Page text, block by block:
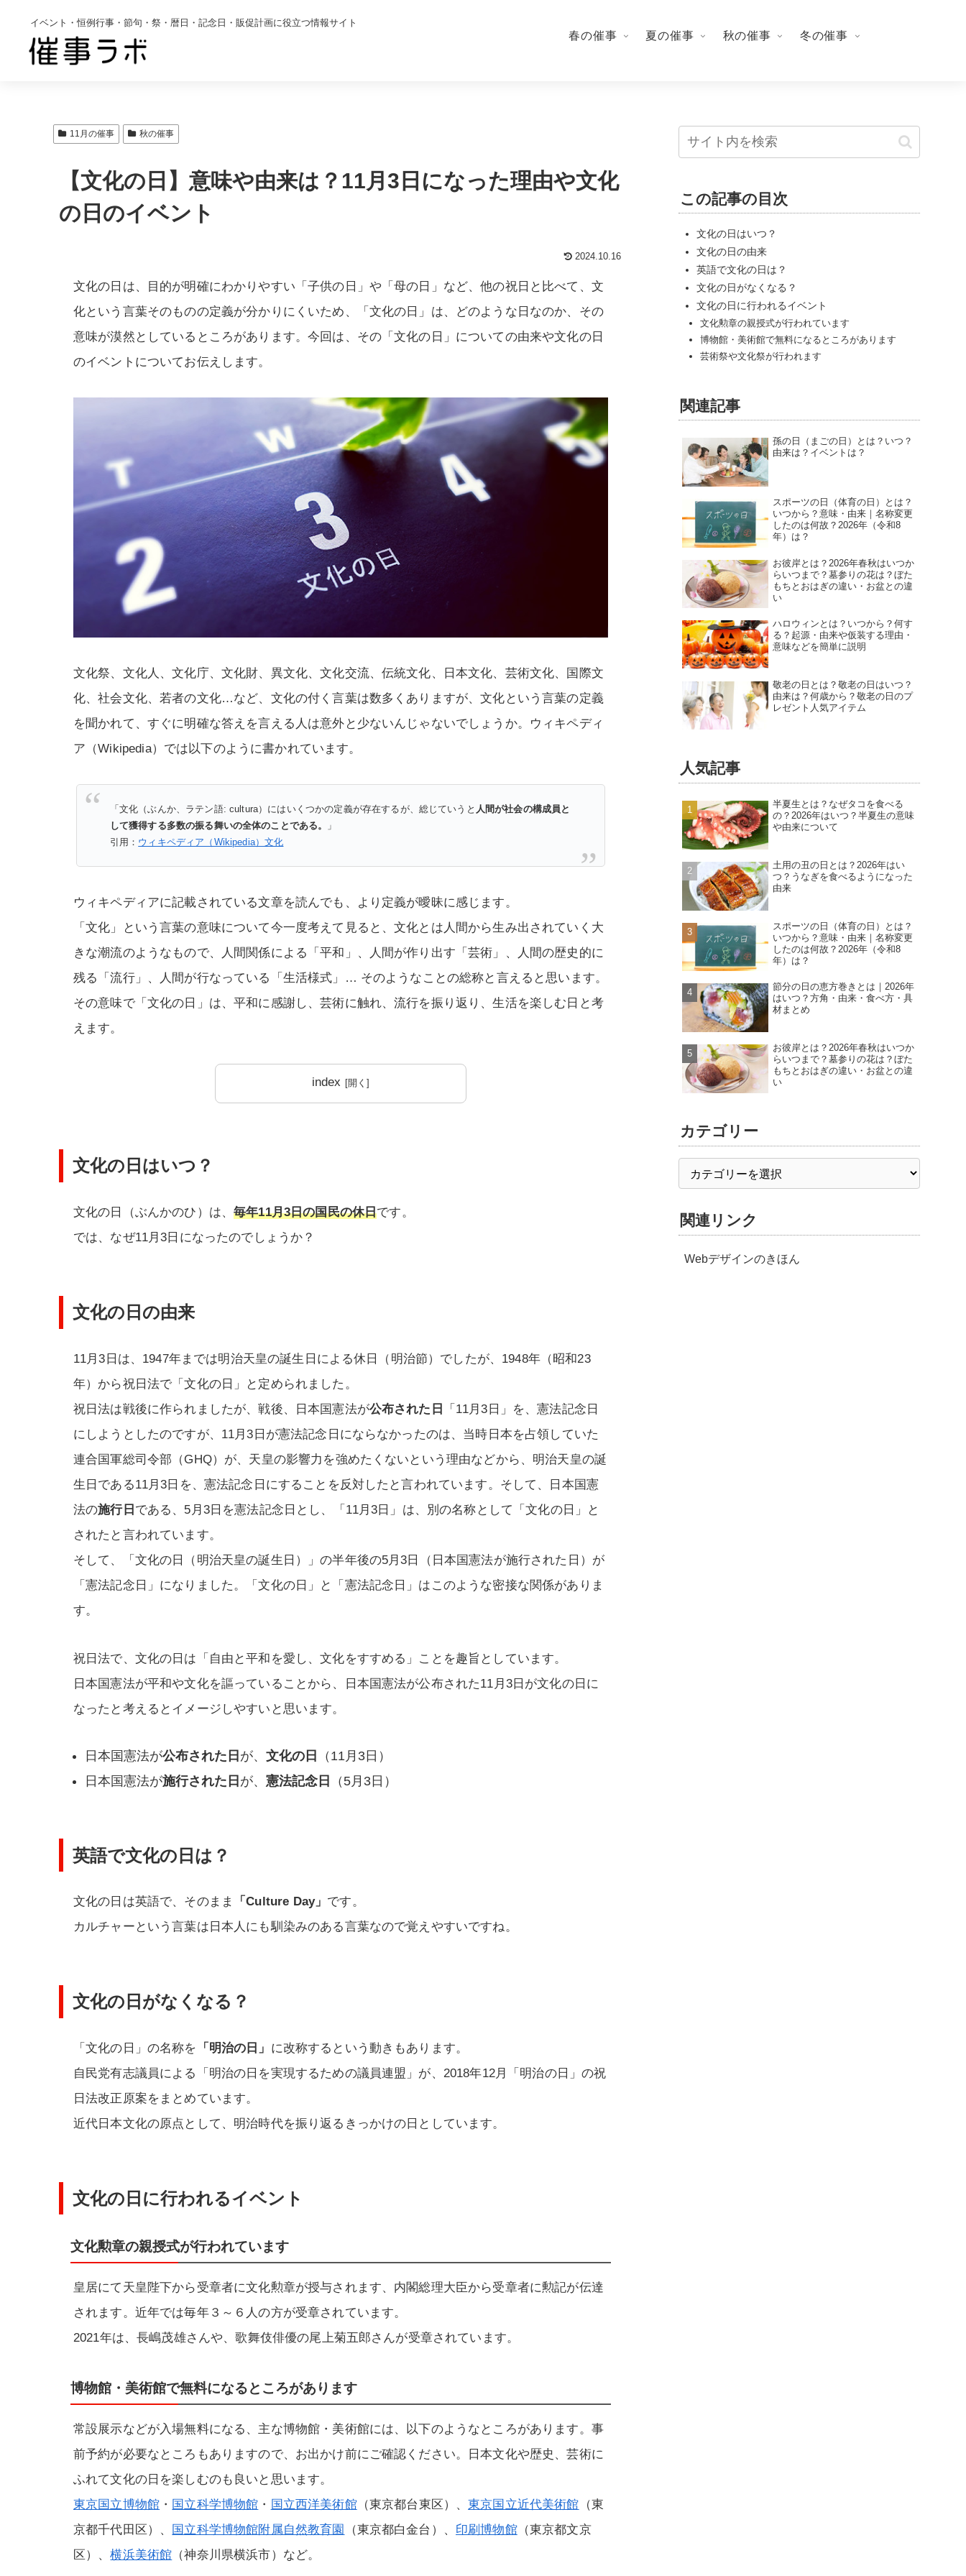
イベント・恒例行事・節句・祭・暦日・記念日・販促計画に役立つ情報サイト
春の催事 夏の催事 秋の催事 冬の催事
11月の催事 秋の催事
【文化の日】意味や由来は？11月3日になった理由や文化
の日のイベント
2024.10.16
文化の日は、目的が明確にわかりやすい「子供の日」や「母の日」など、他の祝日と比べて、文
化という言葉そのものの定義が分かりにくいため、「文化の日」は、どのような日なのか、その
意味が漠然としているところがあります。今回は、その「文化の日」についての由来や文化の日
のイベントについてお伝えします。
文化祭、文化人、文化庁、文化財、異文化、文化交流、伝統文化、日本文化、芸術文化、国際文
化、社会文化、若者の文化…など、文化の付く言葉は数多くありますが、文化という言葉の定義
を聞かれて、すぐに明確な答えを言える人は意外と少ないんじゃないでしょうか。ウィキペディ
ア（Wikipedia）では以下のように書かれています。
「文化（ぶんか、ラテン語: cultura）にはいくつかの定義が存在するが、総じていうと 人間が社会の構成員と
して獲得する多数の振る舞いの全体のことである。
」
引用： ウィキペディア（Wikipedia）文化
ウィキペディアに記載されている文章を読んでも、より定義が曖昧に感じます。
「文化」という言葉の意味について今一度考えて見ると、文化とは人間から生み出されていく大
きな潮流のようなもので、人間関係による「平和」、人間が作り出す「芸術」、人間の歴史的に
残る「流行」、人間が行なっている「生活様式」… そのようなことの総称と言えると思います。
その意味で「文化の日」は、平和に感謝し、芸術に触れ、流行を振り返り、生活を楽しむ日と考
えます。
index
文化の日はいつ？
文化の日（ぶんかのひ）は、毎年11月3日の国民の休日です。
では、なぜ11月3日になったのでしょうか？
文化の日の由来
11月3日は、1947年までは明治天皇の誕生日による休日（明治節）でしたが、1948年（昭和23
年）から祝日法で「文化の日」と定められました。
祝日法は戦後に作られましたが、戦後、日本国憲法が公布された日
「11月3日」を、憲法記念日
にしようとしたのですが、11月3日が憲法記念日にならなかったのは、当時日本を占領していた
連合国軍総司令部（GHQ）が、天皇の影響力を強めたくないという理由などから、明治天皇の誕
生日である11月3日を、憲法記念日にすることを反対したと言われています。そして、日本国憲
法の施行日 である、5月3日を憲法記念日とし、「11月3日」は、別の名称として「文化の日」と
されたと言われています。
そして、「文化の日（明治天皇の誕生日）」の半年後の5月3日（日本国憲法が施行された日）が
「憲法記念日」になりました。「文化の日」と「憲法記念日」はこのような密接な関係がありま
す。
祝日法で、文化の日は「自由と平和を愛し、文化をすすめる」ことを趣旨としています。
日本国憲法が平和や文化を謳っていることから、日本国憲法が公布された11月3日が文化の日に
なったと考えるとイメージしやすいと思います。
日本国憲法が公布された日 が、 文化の日
（11月3日）
日本国憲法が施行された日 が、 憲法記念日 （5月3日）
英語で文化の日は？
文化の日は英語で、そのまま 「Culture Day」 です。
カルチャーという言葉は日本人にも馴染みのある言葉なので覚えやすいですね。
文化の日がなくなる？
「文化の日」の名称を 「明治の日」 に改称するという動きもあります。
自民党有志議員による「明治の日を実現するための議員連盟」が、2018年12月「明治の日」の祝
日法改正原案をまとめています。
近代日本文化の原点として、明治時代を振り返るきっかけの日としています。
文化の日に行われるイベント
文化勲章の親授式が行われています
皇居にて天皇陛下から受章者に文化勲章が授与されます、内閣総理大臣から受章者に勲記が伝達
されます。近年では毎年３～６人の方が受章されています。
2021年は、長嶋茂雄さんや、歌舞伎俳優の尾上菊五郎さんが受章されています。
博物館・美術館で無料になるところがあります
常設展示などが入場無料になる、主な博物館・美術館には、以下のようなところがあります。事
前予約が必要なところもありますので、お出かけ前にご確認ください。日本文化や歴史、芸術に
ふれて文化の日を楽しむのも良いと思います。
東京国立博物館 ・ 国立科学博物館 ・ 国立西洋美術館（東京都台東区）、東京国立近代美術館 （東
京都千代田区）、
国立科学博物館附属自然教育園 （東京都白金台）、 印刷博物館（東京都文京
区）、横浜美術館 （神奈川県横浜市）など。
この記事の目次
文化の日はいつ？
文化の日の由来
英語で文化の日は？
文化の日がなくなる？
文化の日に行われるイベント
文化勲章の親授式が行われています
博物館・美術館で無料になるところがあります
芸術祭や文化祭が行われます
関連記事
孫の日（まごの日）とは？いつ？
由来は？イベントは？
スポーツの日（体育の日）とは？
いつから？意味・由来｜名称変更
したのは何故？2026年（令和8
年）は？
お彼岸とは？2026年春秋はいつか
らいつまで？墓参りの花は？ぼた
もちとおはぎの違い・お盆との違
い
ハロウィンとは？いつから？何す
る？起源・由来や仮装する理由・
意味などを簡単に説明
敬老の日とは？敬老の日はいつ？
由来は？何歳から？敬老の日のプ
レゼント人気アイテム
人気記事
半夏生とは？なぜタコを食べる
の？2026年はいつ？半夏生の意味
や由来について
土用の丑の日とは？2026年はい
つ？うなぎを食べるようになった
由来
スポーツの日（体育の日）とは？
いつから？意味・由来｜名称変更
したのは何故？2026年（令和8
年）は？
節分の日の恵方巻きとは｜2026年
はいつ？方角・由来・食べ方・具
材まとめ
お彼岸とは？2026年春秋はいつか
らいつまで？墓参りの花は？ぼた
もちとおはぎの違い・お盆との違
い
カテゴリー
関連リンク
Webデザインのきほん